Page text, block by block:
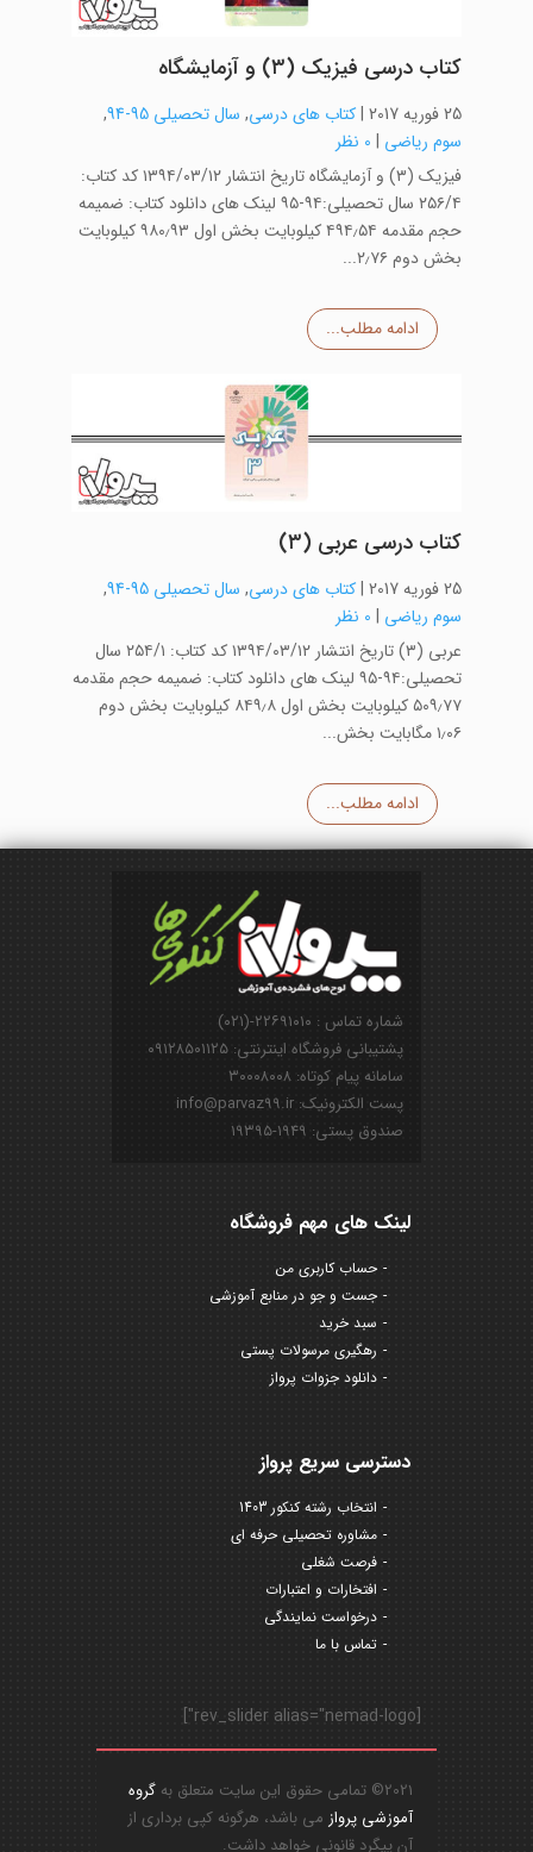
کتاب درسی فیزیک (۳) و آزمایشگاه
25 فوریه 2017 |کتاب های درسی, سال تحصیلی 95-94
,
سوم ریاضی | 0 نظر
فیزیک (۳) و آزمایشگاه تاریخ انتشار ۱۳۹۴/۰۳/۱۲ کد کتاب:
۲۵۶/۴ سال تحصیلی:۹۴-۹۵ لینک های دانلود کتاب: ضمیمه
حجم مقدمه ۴۹۴٫۵۴ کیلوبایت بخش اول ۹۸۰٫۹۳ کیلوبایت
بخش دوم ۲٫۷۶...
ادامه مطلب...
کتاب درسی عربی (۳)
25 فوریه 2017 |کتاب های درسی, سال تحصیلی 95-94
,
سوم ریاضی | 0 نظر
عربی (۳) تاریخ انتشار ۱۳۹۴/۰۳/۱۲ کد کتاب: ۲۵۴/۱ سال
تحصیلی:۹۴-۹۵ لینک های دانلود کتاب: ضمیمه حجم مقدمه
۵۰۹٫۷۷ کیلوبایت بخش اول ۸۴۹٫۸ کیلوبایت بخش دوم
۱٫۰۶ مگابایت بخش...
ادامه مطلب...
شماره تماس : ۲۲۶۹۱۰۱۰-(۰۲۱)
پشتیبانی فروشگاه اینترنتی: ۰۹۱۲۸۵۰۱۱۲۵
سامانه پیام کوتاه: ۳۰۰۰۸۰۰۸
پست الکترونیک: info@parvaz99.ir
صندوق پستی: ۱۹۴۹-۱۹۳۹۵
لینک های مهم فروشگاه
حساب کاربری من
جست و جو در منابع آموزشی
سبد خرید
رهگیری مرسولات پستی
دانلود جزوات پرواز
دسترسی سریع پرواز
انتخاب رشته کنکور 1403
مشاوره تحصیلی حرفه ای
فرصت شغلی
افتخارات و اعتبارات
درخواست نمایندگی
تماس با ما
[rev_slider alias="nemad-logo"]
2021© تمامی حقوق این سایت متعلق به
گروه
آموزشی پرواز می باشد، هرگونه کپی برداری از
آن پیگرد قانونی خواهد داشت.